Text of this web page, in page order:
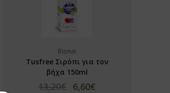
Bionat
Tusfree Σιρόπι για τον
βήχα 150ml
13,20€ 6,60€